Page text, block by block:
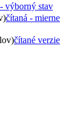
výborný stav
čítaná - mierne
čítané verzie